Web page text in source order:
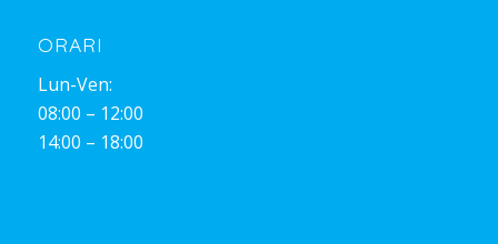
ORARI
Lun-Ven:
08:00 – 12:00
14:00 – 18:00